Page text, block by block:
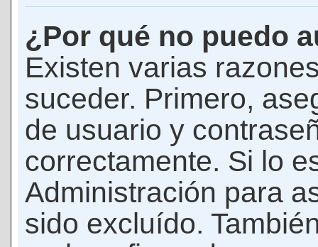
¿Por qué no puedo
Existen varias
suceder. Primero,
de usuario y
correctamente. Si lo
Administración para
sido excluído.